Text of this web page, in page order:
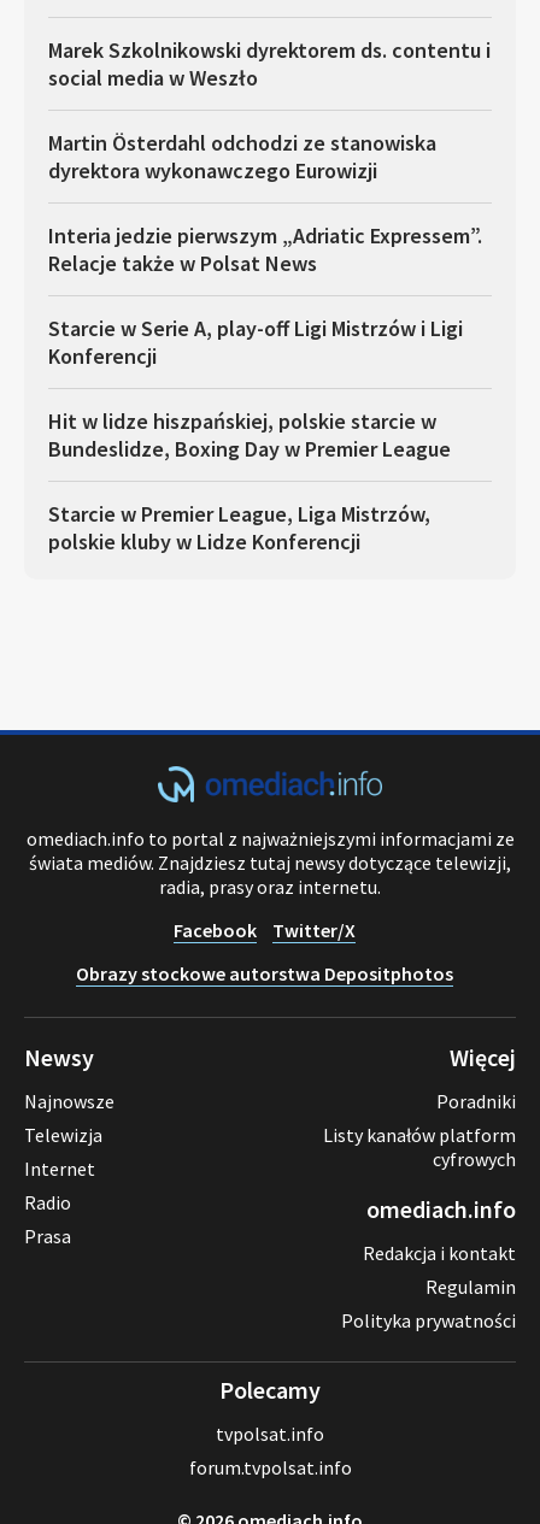
Marek Szkolnikowski dyrektorem ds. contentu i
social media w Weszło
Martin Österdahl odchodzi ze stanowiska
dyrektora wykonawczego Eurowizji
Interia jedzie pierwszym „Adriatic Expressem”.
Relacje także w Polsat News
Starcie w Serie A, play-off Ligi Mistrzów i Ligi
Konferencji
Hit w lidze hiszpańskiej, polskie starcie w
Bundeslidze, Boxing Day w Premier League
Starcie w Premier League, Liga Mistrzów,
polskie kluby w Lidze Konferencji
omediach.info to portal z najważniejszymi informacjami ze
świata mediów. Znajdziesz tutaj newsy dotyczące telewizji,
radia, prasy oraz internetu.
Facebook
Twitter/X
Obrazy stockowe autorstwa Depositphotos
Newsy
Najnowsze
Telewizja
Internet
Radio
Prasa
Więcej
Poradniki
Listy kanałów platform
cyfrowych
omediach.info
Redakcja i kontakt
Regulamin
Polityka prywatności
Polecamy
tvpolsat.info
forum.tvpolsat.info